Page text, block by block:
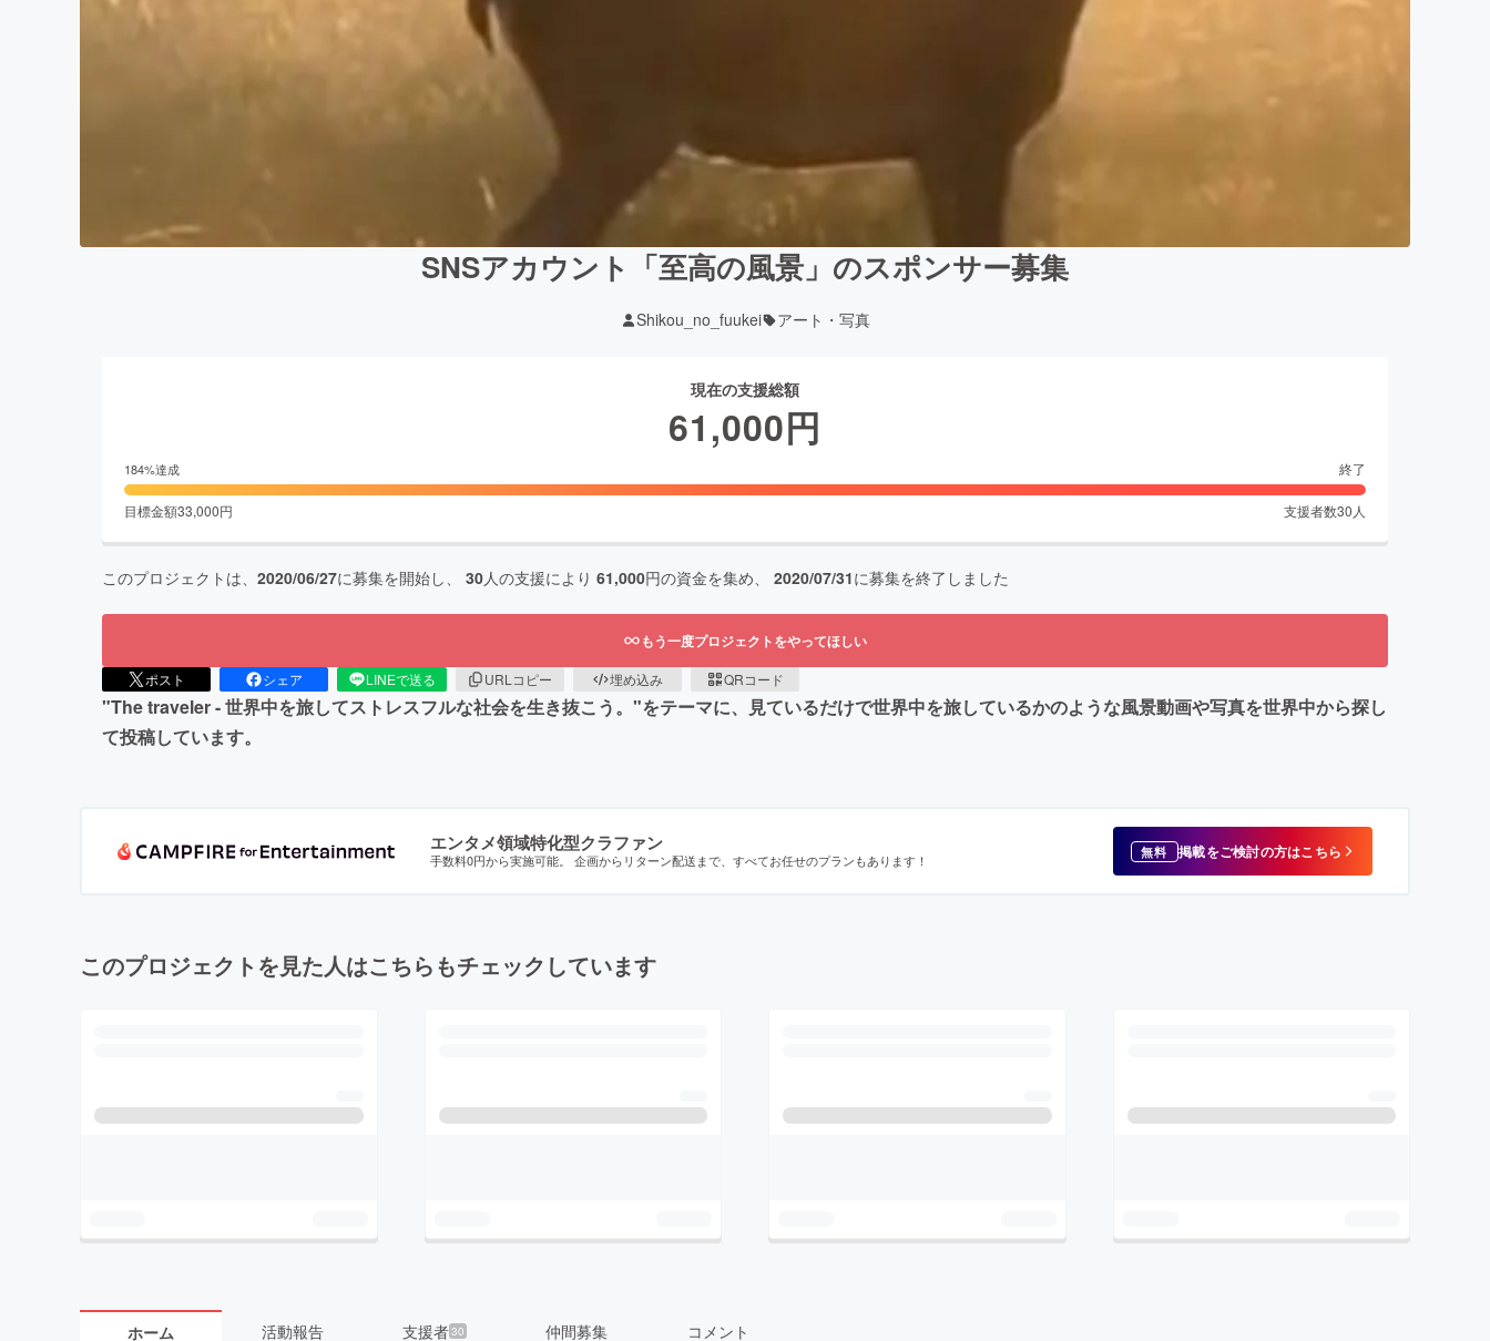
SNSアカウント「至高の風景」のスポンサー募集
Shikou_no_fuukei アート・写真
現在の支援総額
61,000円
184%達成 終了
目標金額33,000円 支援者数30 人
このプロジェクトは、 2020/06/27に募集を開始し、 30人の支援により 61,000円の資金を集め、 2020/07/31に募集を終了しました
もう一度プロジェクトをやってほしい
ポスト シェア LINEで送る URLコピー 埋め込み QRコード
"The traveler - 世界中を旅してストレスフルな社会を生き抜こう。"をテーマに、見ているだけで世界中を旅しているかのような風景動画や写真を世界中から探し
て投稿しています。
エンタメ領域特化型クラファン
手数料0円から実施可能。 企画からリターン配送まで、すべてお任せのプランもあります！ 無料 掲載をご検討の方はこちら
このプロジェクトを見た人はこちらもチェックしています
ホーム 活動報告 支援者30 仲間募集 コメント